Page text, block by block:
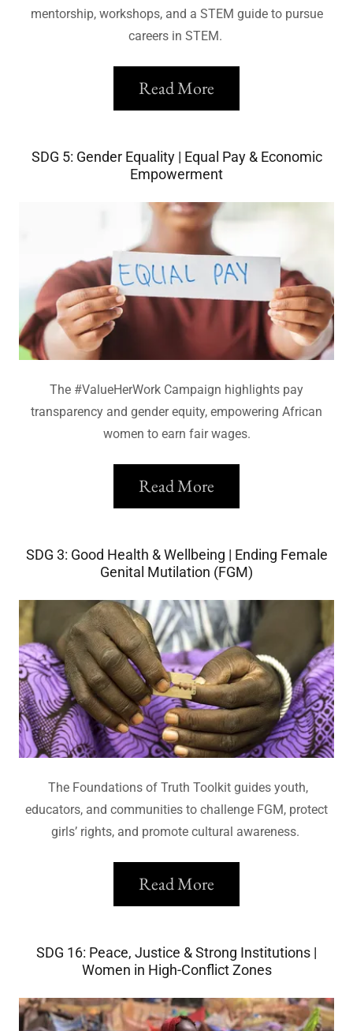
mentorship, workshops, and a STEM guide to pursue
careers in STEM.
Read More
SDG 5: Gender Equality | Equal Pay & Economic
Empowerment
The #ValueHerWork Campaign highlights pay
transparency and gender equity, empowering African
women to earn fair wages.
Read More
SDG 3: Good Health & Wellbeing | Ending Female
Genital Mutilation (FGM)
The Foundations of Truth Toolkit guides youth,
educators, and communities to challenge FGM, protect
girls’ rights, and promote cultural awareness.
Read More
SDG 16: Peace, Justice & Strong Institutions |
Women in High-Conflict Zones